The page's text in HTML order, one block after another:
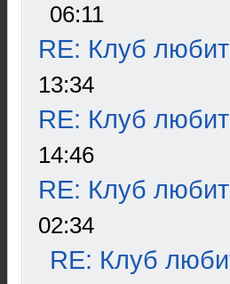
06:11
RE: Клуб
13:34
RE: Клуб
14:46
RE: Клуб
02:34
RE: Клуб